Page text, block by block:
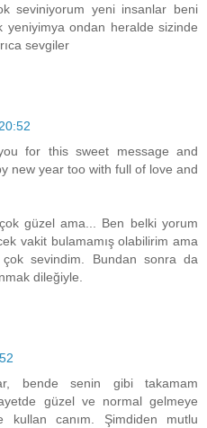
seviniyorum yeni insanlar beni
ondan heralde sizinde
sevgiler
for this sweet message and
new year too with full of love and
çok güzel ama... Ben belki yorum
vakit bulamamış olabilirim ama
sevindim. Bundan sonra da
dileğiyle.
bende senin gibi takamam
güzel ve normal gelmeye
kullan canım. Şimdiden mutlu